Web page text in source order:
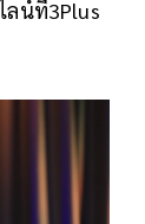
น์ที่3Plus